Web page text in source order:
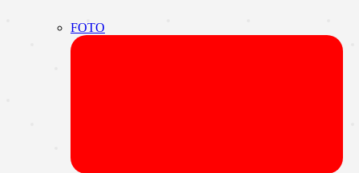
FOTO